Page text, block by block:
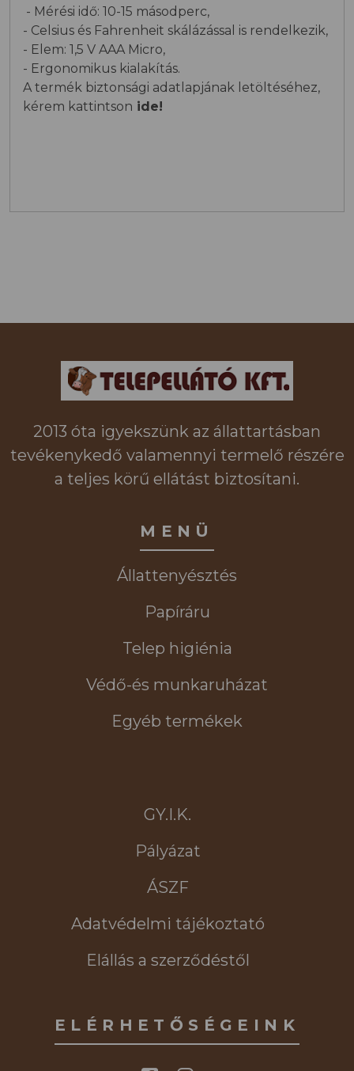
- Mérési idő: 10-15 másodperc,
- Celsius és Fahrenheit skálázással is rendelkezik,
- Elem: 1,5 V AAA Micro,
- Ergonomikus kialakítás.
A termék biztonsági adatlapjának letöltéséhez,
kérem kattintson ide!
2013 óta igyekszünk az állattartásban
tevékenykedő valamennyi termelő részére
a teljes körű ellátást biztosítani.
MENÜ
Állattenyésztés
Papíráru
Telep higiénia
Védő-és munkaruházat
Egyéb termékek
GY.I.K.
Pályázat
ÁSZF
Adatvédelmi tájékoztató
Elállás a szerződéstől
ELÉRHETŐSÉGEINK